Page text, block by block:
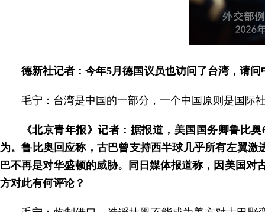
德新社记者：今年5月德国议员也访问了台湾，请
毛宁：台湾是中国的一部分，一个中国原则是国际
《北京青年报》记者：据报道，美国国务卿鲁比
为。鲁比奥回应称，古巴曾支持西半球几乎所有左翼
巴不再是对华盛顿的威胁。同日媒体报道称，因美国对
方对此有何评论？